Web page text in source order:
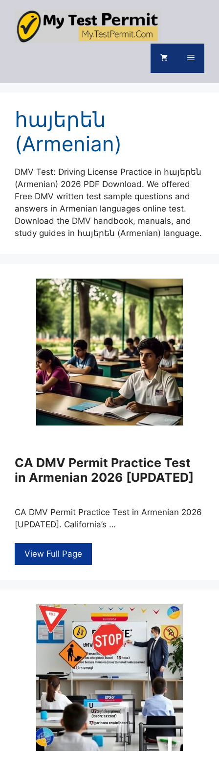
content
Menu
հայերեն
(Armenian)
DMV Test: Driving License Practice in հայերեն
(Armenian) 2026 PDF Download. We offered
Free DMV written test sample questions and
answers in Armenian languages online test.
Download the DMV handbook, manuals, and
study guides in հայերեն (Armenian) language.
CA DMV Permit Practice Test
in Armenian 2026 [UPDATED]
CA DMV Permit Practice Test in Armenian 2026
[UPDATED]. California’s …
View Full Page